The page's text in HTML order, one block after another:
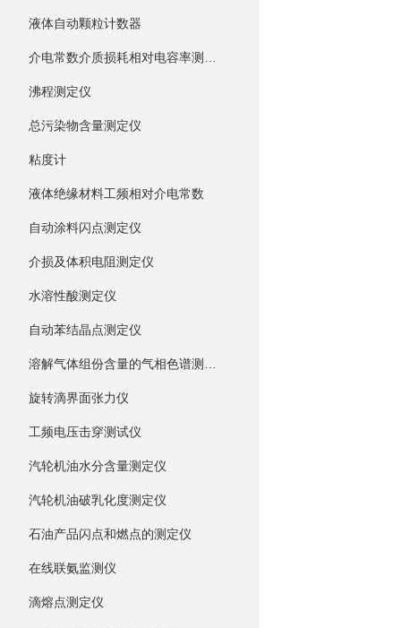
液体自动颗粒计数器
沸程测定仪
总污染物含量测定仪
粘度计
液体绝缘材料工频相对介电常数
自动涂料闪点测定仪
介损及体积电阻测定仪
水溶性酸测定仪
自动苯结晶点测定仪
旋转滴界面张力仪
工频电压击穿测试仪
汽轮机油水分含量测定仪
汽轮机油破乳化度测定仪
石油产品闪点和燃点的测定仪
在线联氨监测仪
滴熔点测定仪